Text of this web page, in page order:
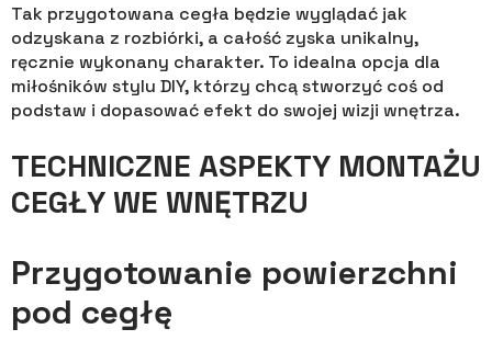
Tak przygotowana cegła będzie wyglądać jak
odzyskana z rozbiórki, a całość zyska unikalny,
ręcznie wykonany charakter. To idealna opcja dla
miłośników stylu DIY, którzy chcą stworzyć coś od
podstaw i dopasować efekt do swojej wizji wnętrza.
TECHNICZNE ASPEKTY MONTAŻU
CEGŁY WE WNĘTRZU
Przygotowanie powierzchni
pod cegłę